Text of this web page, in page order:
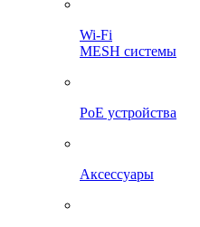
Wi-Fi
MESH системы
PoE устройства
Аксессуары